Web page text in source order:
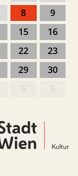
8
9
15
16
22
23
29
30